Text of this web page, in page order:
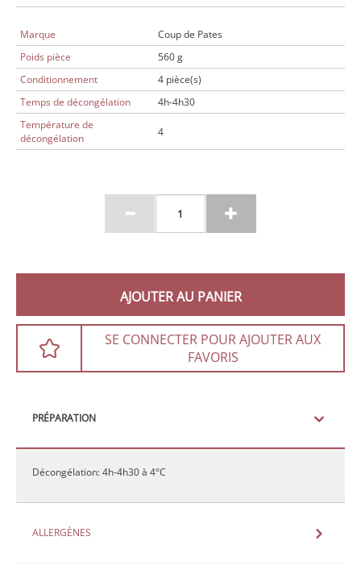
Marque
Coup de Pates
Poids pièce
560 g
Conditionnement
4 pièce(s)
Temps de décongélation
4h-4h30
Température de
décongélation
4
AJOUTER AU PANIER
SE CONNECTER POUR AJOUTER AUX
FAVORIS
PRÉPARATION
Décongélation: 4h-4h30 à 4°C
ALLERGÈNES